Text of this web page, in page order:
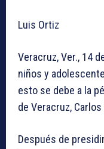
Luis Ortiz
Veracruz, Ver., 14
niños y
esto se debe a la
de Veracruz,
Después de